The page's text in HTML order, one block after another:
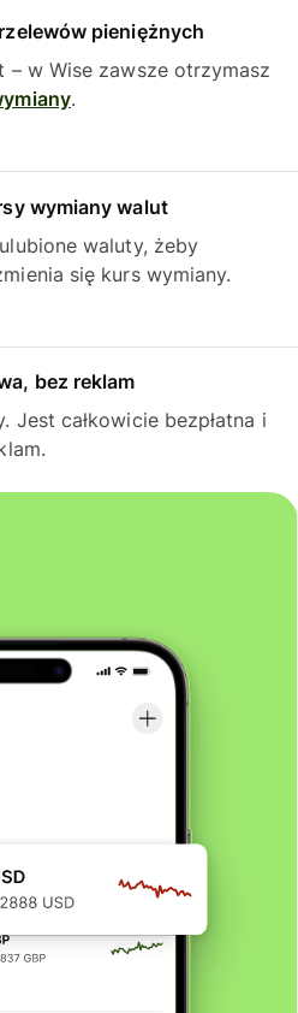
pieniężnych
– w Wise zawsze otrzymasz
.
wymiany walut
waluty, żeby
się kurs wymiany.
bez reklam
Jest całkowicie bezpłatna i